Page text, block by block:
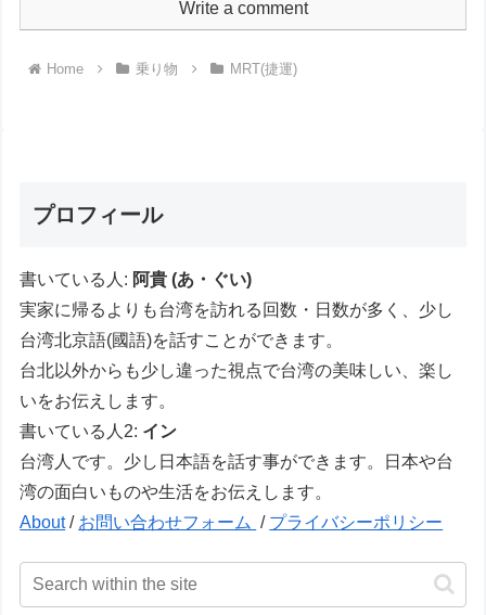
Write a comment
Home 乗り物 MRT(捷運)
プロフィール
書いている人: 阿貴 (あ・ぐい)
実家に帰るよりも台湾を訪れる回数・日数が多く、少し
台湾北京語(國語)を話すことができます。
台北以外からも少し違った視点で台湾の美味しい、楽し
いをお伝えします。
書いている人2: イン
台湾人です。少し日本語を話す事ができます。日本や台
湾の面白いものや生活をお伝えします。
About/ お問い合わせフォーム / プライバシーポリシー